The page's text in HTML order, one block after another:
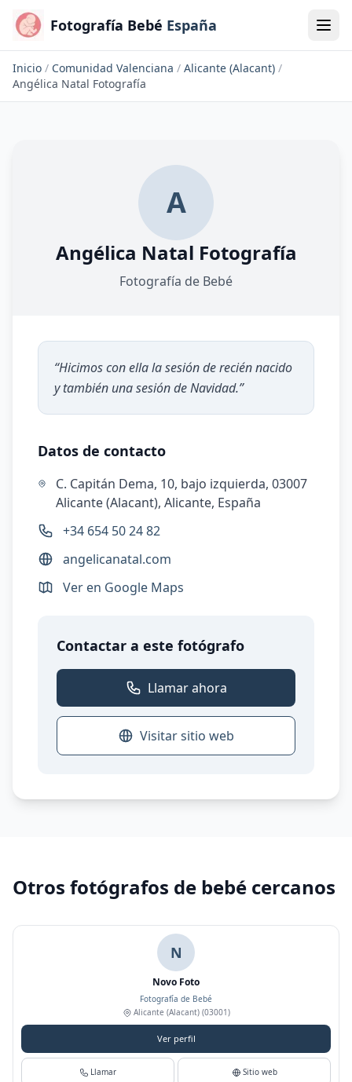
Fotografía Bebé España
Inicio / Comunidad Valenciana / Alicante (Alacant) /
Angélica Natal Fotografía
A
Angélica Natal Fotografía
Fotografía de Bebé
“Hicimos con ella la sesión de recién nacido
y también una sesión de Navidad.”
Datos de contacto
C. Capitán Dema, 10, bajo izquierda, 03007
Alicante (Alacant), Alicante, España
+34 654 50 24 82
angelicanatal.com
Ver en Google Maps
Contactar a este fotógrafo
Llamar ahora
Visitar sitio web
Otros fotógrafos de bebé cercanos
N
Novo Foto
Fotografía de Bebé
Alicante (Alacant)(03001)
Ver perfil
Llamar Sitio web